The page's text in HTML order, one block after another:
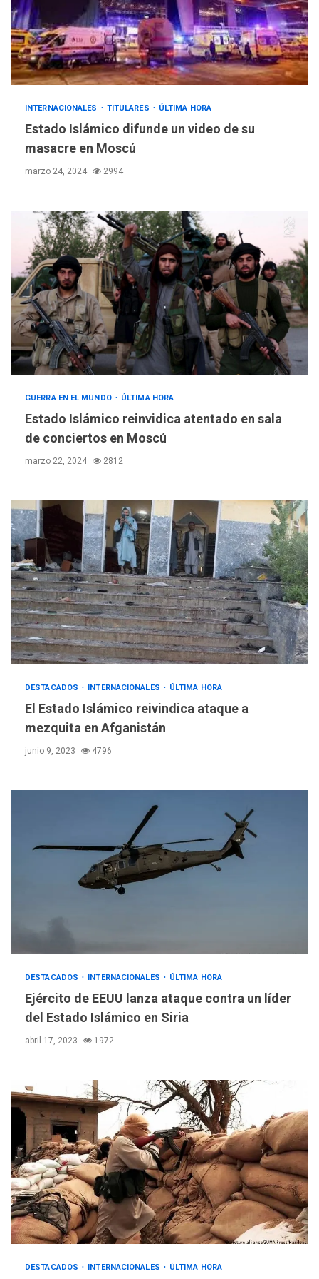
INTERNACIONALES TITULARES ÚLTIMA HORA
Estado Islámico difunde un video de su
masacre en Moscú
marzo 24, 2024 2994
GUERRA EN EL MUNDO ÚLTIMA HORA
Estado Islámico reinvidica atentado en sala
de conciertos en Moscú
marzo 22, 2024 2812
DESTACADOS INTERNACIONALES ÚLTIMA HORA
El Estado Islámico reivindica ataque a
mezquita en Afganistán
junio 9, 2023 4796
DESTACADOS INTERNACIONALES ÚLTIMA HORA
Ejército de EEUU lanza ataque contra un líder
del Estado Islámico en Siria
abril 17, 2023 1972
DESTACADOS INTERNACIONALES ÚLTIMA HORA
ÚLTIMA HORA
4
REGIONALES ÚLTIMA HORA
Instituciones estadales se
suman al Plan Agosto de
Escuelas Abiertas 2026
REGIONALES
TITULARES
ÚLTIMA HORA
Concejo Municipal de
Mariño respalda a Cámara
de Ley de Puerto Libre